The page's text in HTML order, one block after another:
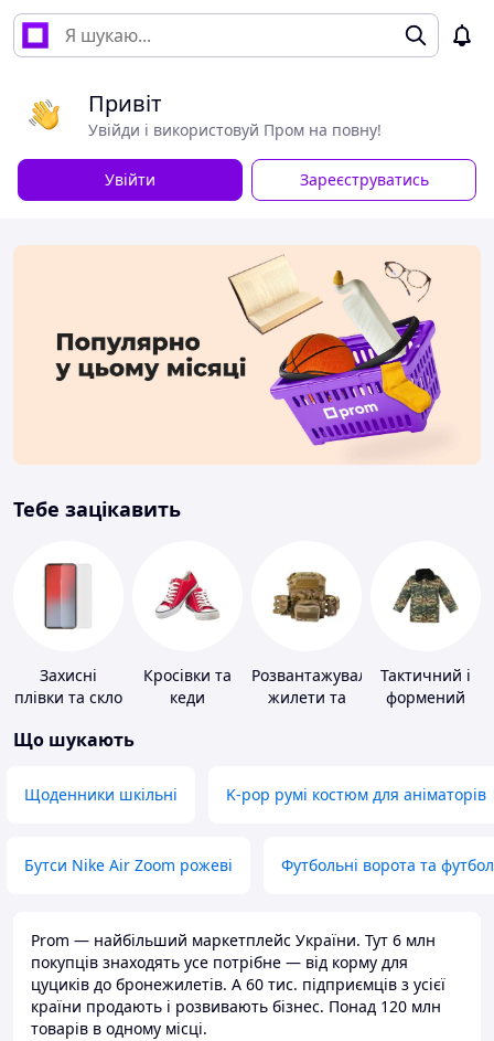
Привіт
Увійди і використовуй Пром на повну!
Увійти Зареєструватись
Тебе зацікавить
Захисні
плівки та скло
портативних
Кросівки та
кеди
Розвантажувальні
жилети та
Тактичний і
формений
Що шукають
Щоденники шкільні K-pop румі костюм для аніматорів
Бутси Nike Air Zoom рожеві Футбольні ворота та
Prom — найбільший маркетплейс України. Тут 6 млн
покупців знаходять усе потрібне — від корму для
цуциків до бронежилетів. А 60 тис. підприємців з усієї
країни продають і розвивають бізнес. Понад 120 млн
товарів в одному місці.